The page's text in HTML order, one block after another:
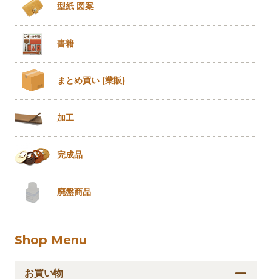
型紙 図案
書籍
まとめ買い (業販)
加工
完成品
廃盤商品
Shop Menu
お買い物